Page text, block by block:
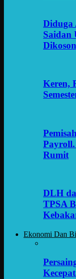
Diduga
Saidan
Keren,
Rumit
DLH
TPSA
Ekonomi Dan